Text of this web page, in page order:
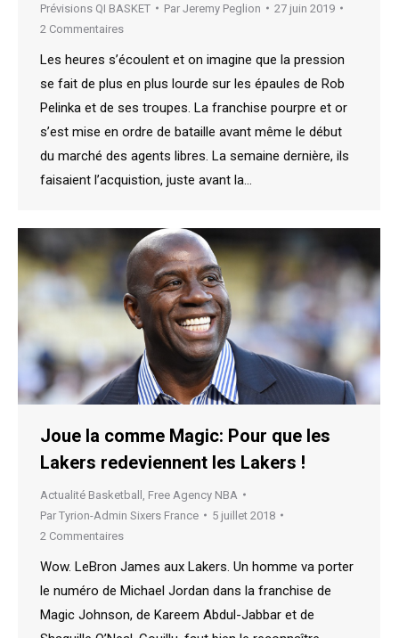
Prévisions QI BASKET Par Jeremy Peglion
27 juin 2019
2 Commentaires
Les heures s’écoulent et on imagine que la pression
se fait de plus en plus lourde sur les épaules de Rob
Pelinka et de ses troupes. La franchise pourpre et or
s’est mise en ordre de bataille avant même le début
du marché des agents libres. La semaine dernière, ils
faisaient l’acquistion, juste avant la…
Joue la comme Magic: Pour que les
Lakers redeviennent les Lakers !
Actualité Basketball
Free Agency NBA
Par Tyrion-Admin Sixers France
5 juillet 2018
2 Commentaires
Wow. LeBron James aux Lakers. Un homme va porter
le numéro de Michael Jordan dans la franchise de
Magic Johnson, de Kareem Abdul-Jabbar et de